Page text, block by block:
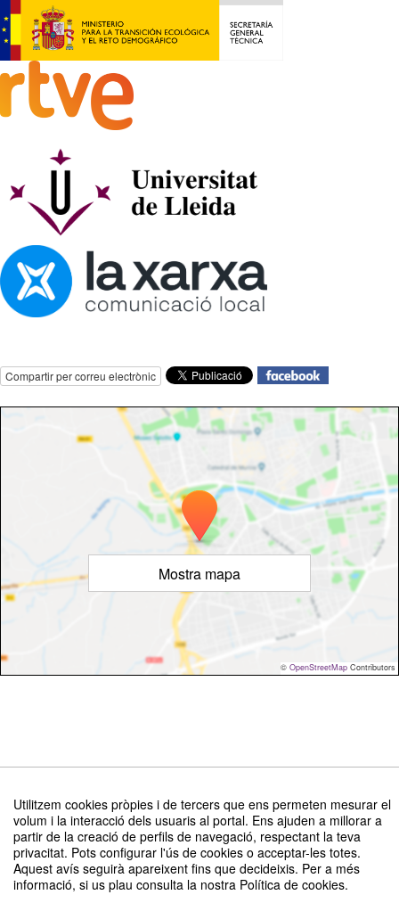
Utilitzem cookies pròpies i de tercers que ens permeten mesurar el
volum i la interacció dels usuaris al portal. Ens ajuden a millorar a
partir de la creació de perfils de navegació, respectant la teva
privacitat. Pots configurar l'ús de cookies o acceptar-les totes.
Aquest avís seguirà apareixent fins que decideixis. Per a més
informació, si us plau consulta la nostra Política de cookies.
Compartir per correu electrònic
Mostra mapa
© OpenStreetMap Contributors
minoritàries. El futur de les llengües minoritàries a través de la
comunicació
Organitzat per Departament de Comunicació